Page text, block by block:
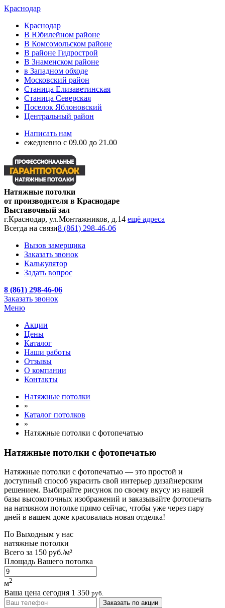
Краснодар
Краснодар
В Юбилейном районе
В Комсомольском районе
В районе Гидрострой
В Знаменском районе
в Западном обходе
Московский район
Станица Елизаветинская
Станица Северская
Поселок Яблоновский
Центральный район
Написать нам
ежедневно с 09.00 до 21.00
Натяжные потолки
от производителя в Краснодаре
Выставочный зал
г.Краснодар, ул.Монтажников, д.14 ещё адреса
Всегда на связи8 (861) 298-46-06
Вызов замерщика
Заказать звонок
Калькулятор
Задать вопрос
8 (861) 298-46-06
Заказать звонок
Меню
Акции
Цены
Каталог
Наши работы
Отзывы
О компании
Контакты
Натяжные потолки
»
Каталог потолков
»
Натяжные потолки с фотопечатью
Натяжные потолки с фотопечатью
Натяжные потолки с фотопечатью — это простой и
доступный способ украсить свой интерьер дизайнерским
решением. Выбирайте рисунок по своему вкусу из нашей
базы высокоточных изображений и заказывайте фотопечать
на натяжном потолке прямо сейчас, чтобы уже через пару
дней в вашем доме красовалась новая отделка!
По Выходным у нас
натяжные потолки
Всего за 150 руб./м²
Площадь Вашего потолка
м2
Ваша цена сегодня 1 350 руб.
Заказать по акции